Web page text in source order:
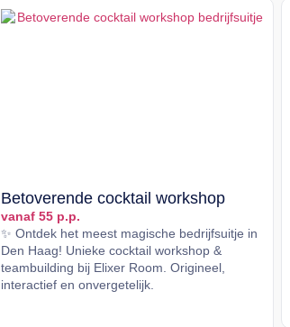
Betoverende cocktail workshop
vanaf 55 p.p.
✨ Ontdek het meest magische bedrijfsuitje in
Den Haag! Unieke cocktail workshop &
teambuilding bij Elixer Room. Origineel,
interactief en onvergetelijk.